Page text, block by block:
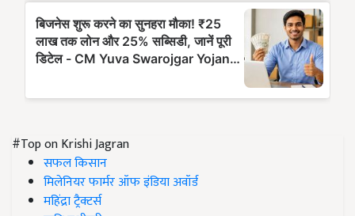
#Top on Krishi Jagran
सफल किसान
मिलेनियर फार्मर ऑफ इंडिया अवॉर्ड
महिंद्रा ट्रैक्टर्स